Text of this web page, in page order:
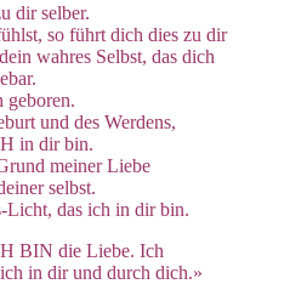
dir selber.
so führt dich dies zu dir
wahres Selbst, das dich
geboren.
und des Werdens,
in dir bin.
meiner Liebe
selbst.
Licht, das ich in dir bin.
BIN die Liebe. Ich
in dir und durch dich.»